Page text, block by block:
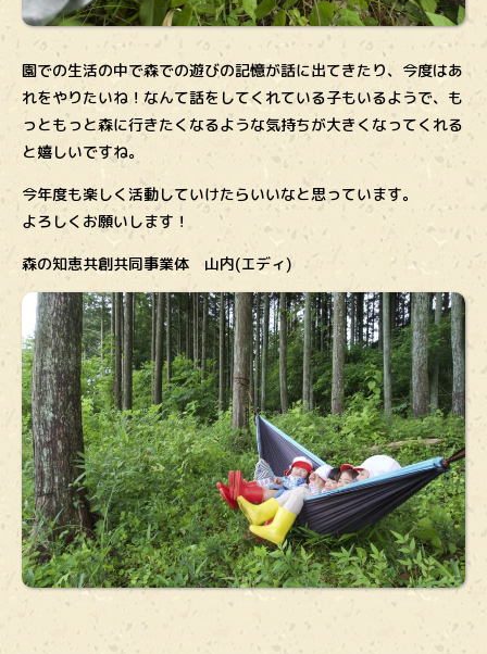
園での生活の中で森での遊びの記憶が話に出てきたり、今度はあ
れをやりたいね！なんて話をしてくれている子もいるようで、も
っともっと森に行きたくなるような気持ちが大きくなってくれる
と嬉しいですね。
今年度も楽しく活動していけたらいいなと思っています。
よろしくお願いします！
森の知恵共創共同事業体 山内(エディ)